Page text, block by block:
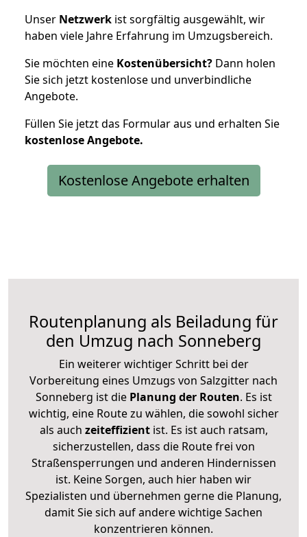
Unser Netzwerk ist sorgfältig ausgewählt, wir
haben viele Jahre Erfahrung im Umzugsbereich.
Sie möchten eine Kostenübersicht? Dann holen
Sie sich jetzt kostenlose und unverbindliche
Angebote.
Füllen Sie jetzt das Formular aus und erhalten Sie
kostenloseAngebote.
Kostenlose Angebote erhalten
Routenplanung als Beiladung für
den Umzug nach Sonneberg
Ein weiterer wichtiger Schritt bei der
Vorbereitung eines Umzugs von Salzgitter nach
Sonneberg ist diePlanung der Routen. Es ist
wichtig, eine Route zu wählen, die sowohl sicher
als auch zeiteffizientist. Es ist auch ratsam,
sicherzustellen, dass die Route frei von
Straßensperrungen und anderen Hindernissen
ist. Keine Sorgen, auch hier haben wir
Spezialisten und übernehmen gerne die Planung,
damit Sie sich auf andere wichtige Sachen
konzentrieren können.